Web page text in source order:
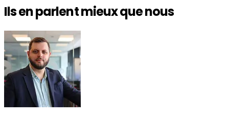
Ils en parlent mieux que nous